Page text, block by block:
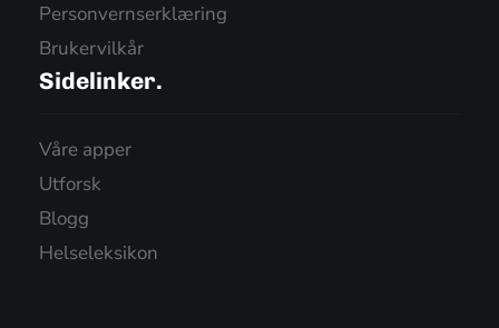
Personvernserklæring
Brukervilkår
Sidelinker.
Våre apper
Utforsk
Blogg
Helseleksikon